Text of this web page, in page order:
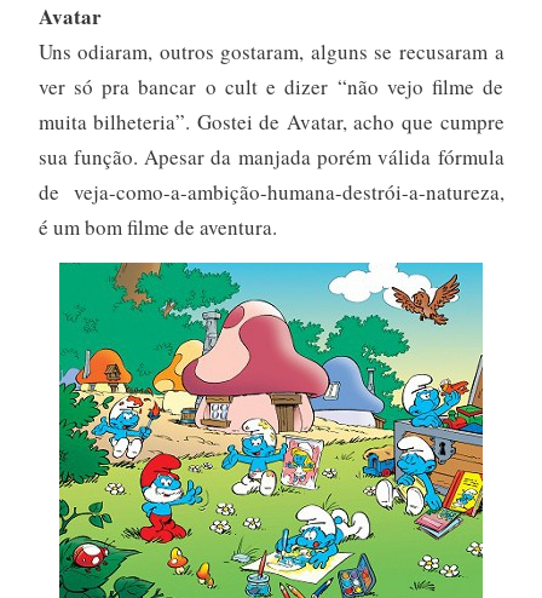
Avatar
Uns odiaram, outros gostaram, alguns se recusaram a
ver só pra bancar o cult e dizer “não vejo filme de
muita bilheteria”. Gostei de Avatar, acho que cumpre
sua função. Apesar da manjada porém válida fórmula
de veja-como-a-ambição-humana-destrói-a-natureza,
é um bom filme de aventura.